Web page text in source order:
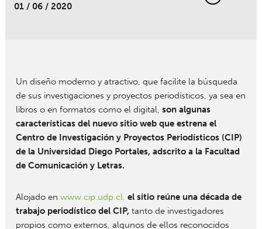
01 / 06 / 2020
Un diseño moderno y atractivo, que facilite la búsqueda
de sus investigaciones y proyectos periodísticos, ya sea en
libros o en formatos como el digital, son algunas
características del nuevo sitio web que estrena el
Centro de Investigación y Proyectos Periodísticos (CIP)
de la Universidad Diego Portales, adscrito a la Facultad
de Comunicación y Letras.
Alojado en www.cip.udp.cl, el sitio reúne una década de
trabajo periodístico del CIP, tanto de investigadores
propios como externos, algunos de ellos reconocidos